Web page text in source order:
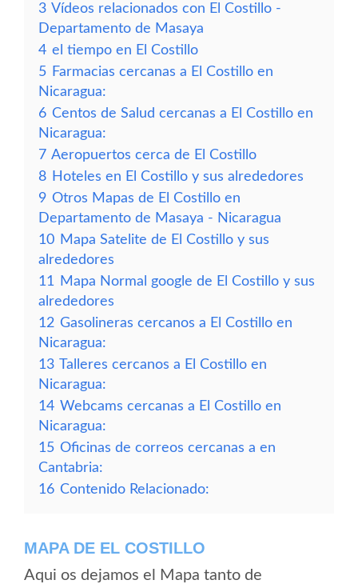
3 Vídeos relacionados con El Costillo -
Departamento de Masaya
4 el tiempo en El Costillo
5 Farmacias cercanas a El Costillo en
Nicaragua:
6 Centos de Salud cercanas a El Costillo en
Nicaragua:
7 Aeropuertos cerca de El Costillo
8 Hoteles en El Costillo y sus alrededores
9 Otros Mapas de El Costillo en
Departamento de Masaya - Nicaragua
10 Mapa Satelite de El Costillo y sus
alrededores
11
Mapa Normal google de El Costillo y sus
alrededores
12 Gasolineras cercanos a El Costillo en
Nicaragua:
13 Talleres cercanos a El Costillo en
Nicaragua:
14 Webcams cercanas a El Costillo en
Nicaragua:
15 Oficinas de correos cercanas a en
Cantabria:
16 Contenido Relacionado:
MAPA DE EL COSTILLO
Aqui os dejamos el Mapa tanto de